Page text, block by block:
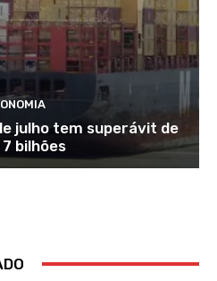
julho tem superávit de
7 bilhões